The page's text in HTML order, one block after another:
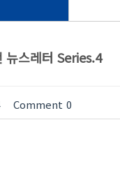
뉴스레터 Series.4
Comment 0